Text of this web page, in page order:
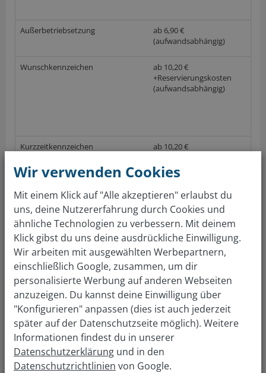
Außerbetriebsetzung
ab 6,90 €
(aufwandsabhängig)
Wunschkennzeichen
ab 10,20 €
+Reservierungskosten
(aufwandsabhängig)
Kurzzeitkennzeichen
ab 10,20 €
(nach GebOSt, Anlage 1 (zu § 1), Stand 01.06.2017; keine Gewährleistung auf die
Gratis Autowert berechnen
Über 4 Mio Kunden sind überzeugt. Auto bewerten &
verkaufen: so einfach wie nie!
KFZ Zulassungsstelle
Fürstenfeldbruck
Adresse Führerscheinstelle:
Führerscheinstelle Fürstenfeldbruck
Wir verwenden Cookies
Mit einem Klick auf "Alle akzeptieren" erlaubst du
uns, deine Nutzererfahrung durch Cookies und
ähnliche Technologien zu verbessern. Mit deinem
Klick gibst du uns deine ausdrückliche Einwilligung.
Wir arbeiten mit ausgewählten Werbepartnern,
einschließlich Google, zusammen, um dir
personalisierte Werbung auf anderen Webseiten
anzuzeigen. Du kannst deine Einwilligung über
"Konfigurieren" anpassen (dies ist auch jederzeit
später auf der Datenschutzseite möglich). Weitere
Informationen findest du in unserer
Datenschutzerklärung und in den
Datenschutzrichtlinien von Google.